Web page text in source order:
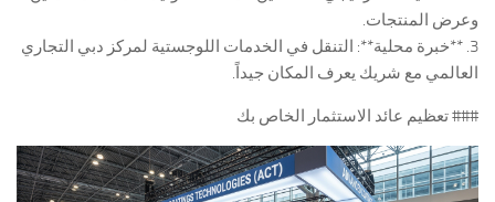
وعرض المنتجات.
3. **خبرة محلية**: التنقل في الخدمات اللوجستية لمركز دبي التجاري
العالمي مع شريك يعرف المكان جيداً.
### تعظيم عائد الاستثمار الخاص بك